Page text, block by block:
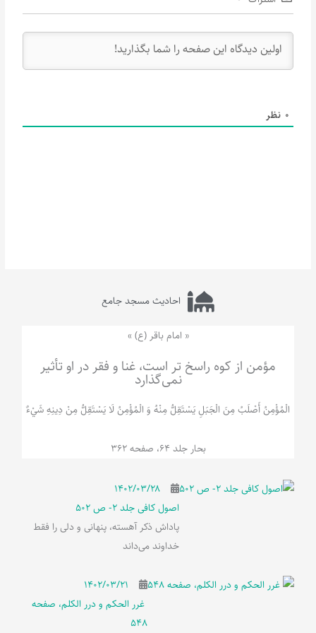
0 نظر
احادیث مسجد جامع
« امام باقر (ع) »
مؤمن از کوه راسخ تر است، غنا و فقر در او تأثیر
نمی‌گذارد
الْمُؤْمِنُ‌ أَصْلَبُ‌ مِنَ‌ الْجَبَلِ‌ یَسْتَقِلُّ مِنْهُ وَ الْمُؤْمِنُ لَا يَسْتَقِلُّ مِنْ دِينِهِ شَيْ‌ءٌ
بحار جلد 64، صفحه 362
۱۴۰۲/۰۳/۲۸
اصول کافی جلد 2- ص 502
پاداش ذکر آهسته، پنهانی و دلی را فقط
خداوند می‌داند
۱۴۰۲/۰۳/۲۱
غرر الحکم و درر الکلم، صفحه
548